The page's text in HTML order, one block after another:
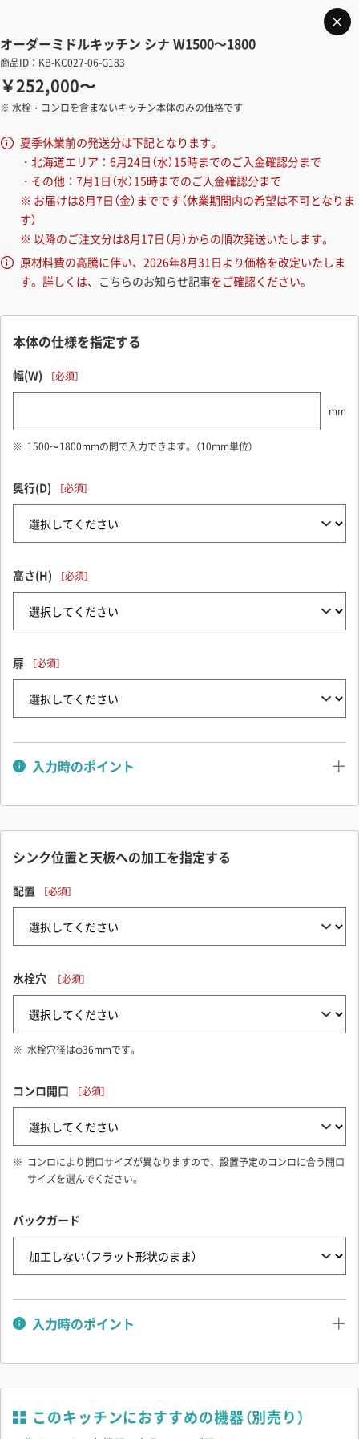
オーダーミドルキッチン シナ W1500～1800
商品ID：KB-KC027-06-G183
￥252,000〜
※ 水栓・コンロを含まないキッチン本体のみの価格です
夏季休業前の発送分は下記となります。
・北海道エリア：6月24日（水）15時までのご入金確認分まで
・その他：7月1日（水）15時までのご入金確認分まで
※ お届けは8月7日（金）までです（休業期間内の希望は不可となりま
す）
※ 以降のご注文分は8月17日（月）からの順次発送いたします。
原材料費の高騰に伴い、2026年8月31日より価格を改定いたしま
す。詳しくは、 こちらのお知らせ記事をご確認ください。
本体の仕様を指定する
幅(W)
mm
1500〜1800mmの間で入力できます。（10mm単位）
奥行(D)
高さ(H)
扉
入力時のポイント
・プッシュオープン： プッシュラッチ ＋ キャッチなしヒンジ
（つまみは付属していませんので、別途ご用意ください。）
（そのままでは使えません。把手やつまみ等を別途ご用意の上、ご
自由にお取り付けください。）
シンク位置と天板への加工を指定する
配置
水栓穴
水栓穴径はφ36mmです。
コンロ開口
コンロにより開口サイズが異なりますので、設置予定のコンロに合う開口
サイズを選んでください。
バックガード
入力時のポイント
水栓穴「必要」と選択してください。
このキッチンにおすすめの機器（別売り）